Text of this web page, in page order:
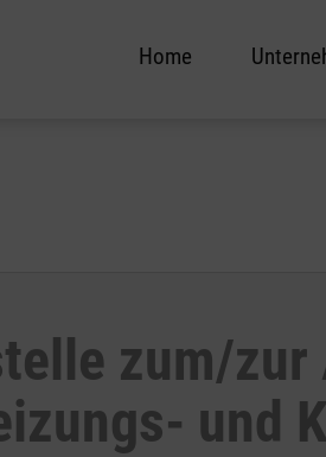
Home
zum/
und